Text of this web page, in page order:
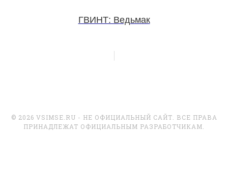
ГВИНТ: Ведьмак
© 2026 VSIMSE.RU - НЕ ОФИЦИАЛЬНЫЙ САЙТ. ВСЕ ПРАВА
ПРИНАДЛЕЖАТ ОФИЦИАЛЬНЫМ РАЗРАБОТЧИКАМ.